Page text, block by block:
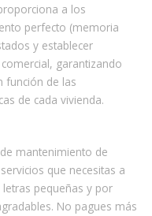
a los
perfecto (memoria
y establecer
garantizando
función de las
de cada vivienda.
mantenimiento de
que necesitas a
pequeñas y por
No pagues más